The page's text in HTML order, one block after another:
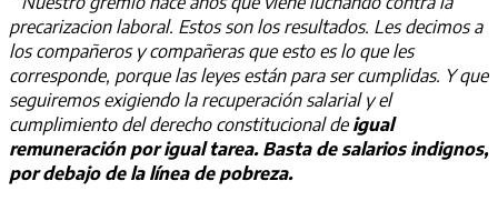
precarizacion laboral. Estos son los resultados. Les decimos a
los compañeros y compañeras que esto es lo que les
corresponde, porque las leyes están para ser cumplidas. Y que
seguiremos exigiendo la recuperación salarial y el
cumplimiento del derecho constitucional de igual
remuneración por igual tarea. Basta de salarios indignos,
por debajo de la línea de pobreza.